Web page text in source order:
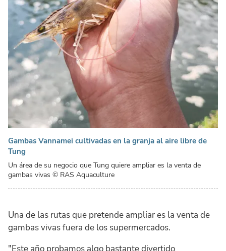
Gambas Vannamei cultivadas en la granja al aire libre de
Tung
Un área de su negocio que Tung quiere ampliar es la venta de
gambas vivas © RAS Aquaculture
Una de las rutas que pretende ampliar es la venta de
gambas vivas fuera de los supermercados.